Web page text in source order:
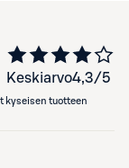
Keskiarvo4,3/5
kyseisen tuotteen